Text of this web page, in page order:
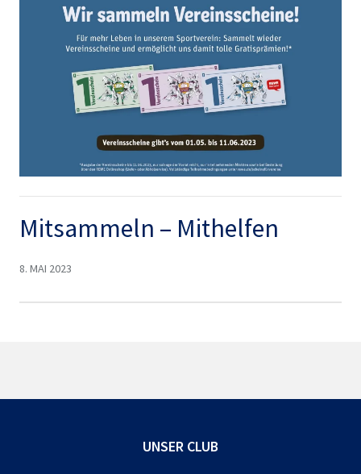
Mitsammeln – Mithelfen
8. MAI 2023
UNSER CLUB